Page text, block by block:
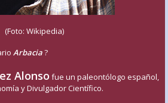
(Foto: Wikipedia)
Arbacia?
Alonso fue un paleontólogo español,
y Divulgador Científico.